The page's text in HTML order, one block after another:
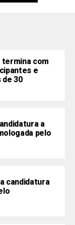
termina com
e
de 30
a
pelo
candidatura